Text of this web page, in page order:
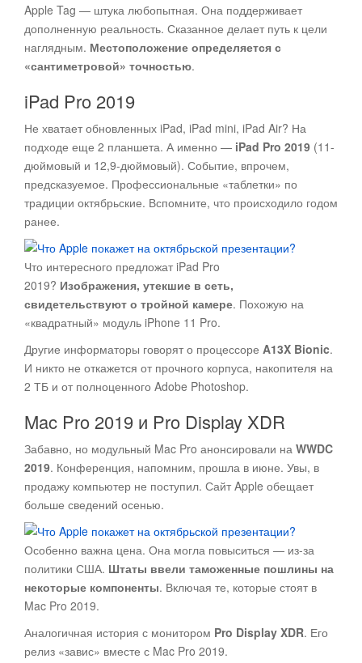
Apple Tag — штука любопытная. Она поддерживает
дополненную реальность. Сказанное делает путь к цели
наглядным. Местоположение определяется с
«сантиметровой» точностью.
iPad Pro 2019
Не хватает обновленных iPad, iPad mini, iPad Air? На
подходе еще 2 планшета. А именно — iPad Pro 2019 (11-
дюймовый и 12,9-дюймовый). Событие, впрочем,
предсказуемое. Профессиональные «таблетки» по
традиции октябрьские. Вспомните, что происходило годом
ранее.
Что интересного предложат iPad Pro
2019? Изображения, утекшие в сеть,
свидетельствуют о тройной камере. Похожую на
«квадратный» модуль iPhone 11 Pro.
Другие информаторы говорят о процессоре A13X Bionic.
И никто не откажется от прочного корпуса, накопителя на
2 ТБ и от полноценного Adobe Photoshop.
Mac Pro 2019 и Pro Display XDR
Забавно, но модульный Mac Pro анонсировали на WWDC
2019. Конференция, напомним, прошла в июне. Увы, в
продажу компьютер не поступил. Сайт Apple обещает
больше сведений осенью.
Особенно важна цена. Она могла повыситься — из-за
политики США. Штаты ввели таможенные пошлины на
некоторые компоненты. Включая те, которые стоят в
Mac Pro 2019.
Аналогичная история с монитором Pro Display XDR. Его
релиз «завис» вместе с Mac Pro 2019.